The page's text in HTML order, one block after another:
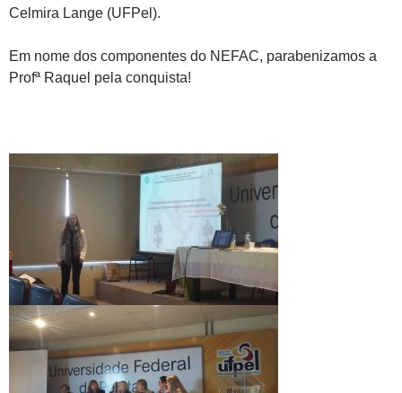
Celmira Lange (UFPel).
Em nome dos componentes do NEFAC, parabenizamos a
Profª Raquel pela conquista!